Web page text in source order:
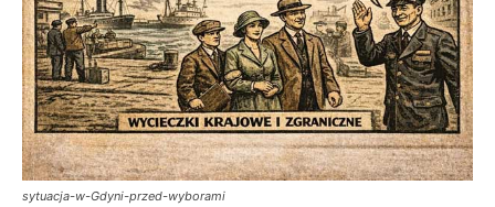
sytuacja-w-Gdyni-przed-wyborami